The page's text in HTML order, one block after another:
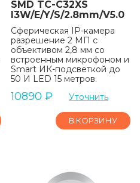
SMD TC-C32XS
I3W/E/Y/S/2.8mm/V5.0
Сферическая IP-камера
разрешение 2 МП с
объективом 2,8 мм со
встроенным микрофоном и
Smart ИК-подсветкой до
50 И LED 15 метров.
10890 ₽ Уточнить
В КОРЗИНУ